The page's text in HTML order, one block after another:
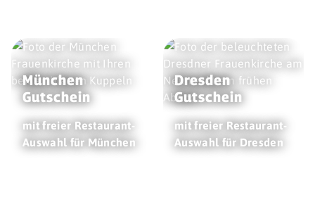
München
Gutschein
mit freier Restaurant-
Auswahl für München
Dresden
Gutschein
mit freier Restaurant-
Auswahl für Dresden